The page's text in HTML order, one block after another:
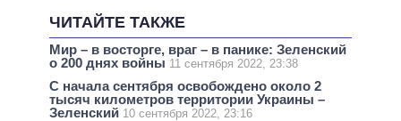
ЧИТАЙТЕ ТАКЖЕ
Мир – в восторге, враг – в панике: Зеленский
о 200 днях войны 11 сентября 2022, 23:38
С начала сентября освобождено около 2
тысяч километров территории Украины –
Зеленский 10 сентября 2022, 23:16